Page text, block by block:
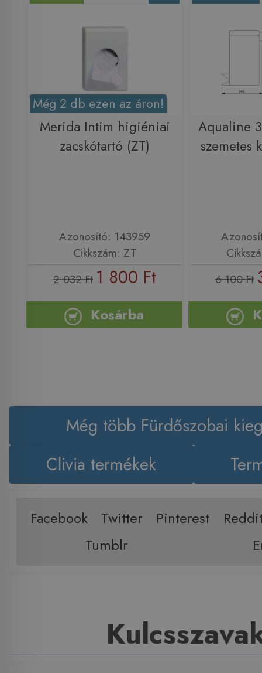
Még 2 db ezen az áron!
Merida Intim higiéniai
zacskótartó (ZT)
Azonosító: 143959
Cikkszám: ZT
2 032 Ft 1 800 Ft
Kosárba
Aqualine
szemetes
6 100 Ft
Még több Fürdőszobai
Clivia termékek
Facebook Twitter Pinterest
Tumblr